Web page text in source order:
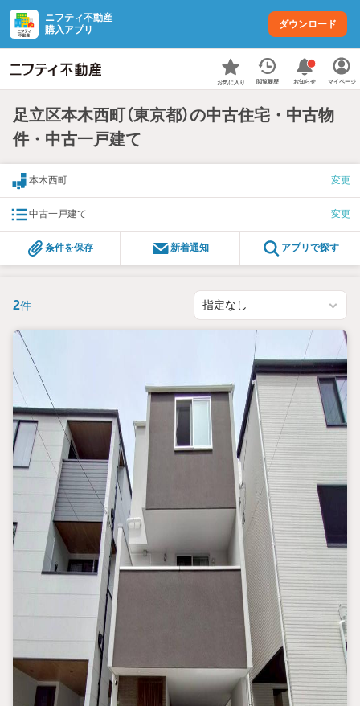
ニフティ不動産
購入アプリ
ダウンロード
お気に入り 閲覧履歴 お知らせ マイページ
足立区本木西町（東京都）の中古住宅・中古物
件・中古一戸建て
本木西町 変更
中古一戸建て 変更
条件を保存 新着通知 アプリで探す
2件